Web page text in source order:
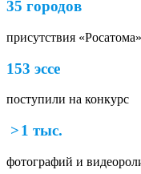
35 городов
присутствия
153 эссе
поступили на конкурс
>1 тыс.
фотографий и